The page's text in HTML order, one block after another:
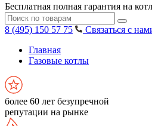
Бесплатная полная гарантия на
8 (495) 150 57 75
Связаться с
Главная
Газовые котлы
более 60 лет безупречной
репутации на рынке